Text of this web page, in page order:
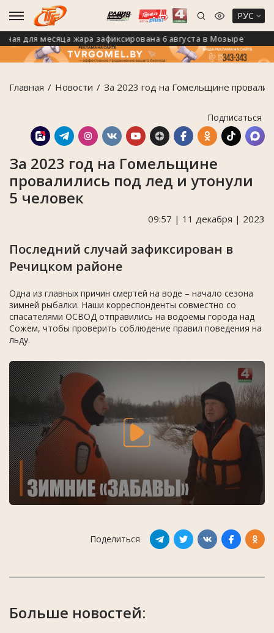
РУС
для месяца жара зафиксирована 6 августа в Мозыре
Главная Новости За 2023 год на Гомельщине
Подписаться
За 2023 год на Гомельщине
провалились под лед и утонули
5 человек
09:57 | 11 декабря | 2023
Последний случай зафиксирован в
Речицком районе
Одна из главных причин смертей на воде – начало сезона
зимней рыбалки. Наши корреспонденты совместно со
спасателями ОСВОД отправились на водоемы города над
Сожем, чтобы проверить соблюдение правил поведения на
льду.
Поделиться
Больше новостей: